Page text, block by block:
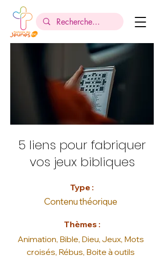
Type :
Thèmes :
5 liens pour fabriquer
vos jeux bibliques
Contenu théorique
Animation, Bible, Dieu, Jeux, Mots
croisés, Rébus, Boite à outils